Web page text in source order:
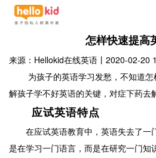
怎样快速提高
来源：Hellokid在线英语 丨 2020-02-20
为孩子的英语学习发愁，不知道怎
解孩子学不好英语的关键，对症下药去
应试英语特点
在应试英语教育中，英语失去了一
是在学习一门语言，而是在研究一门知